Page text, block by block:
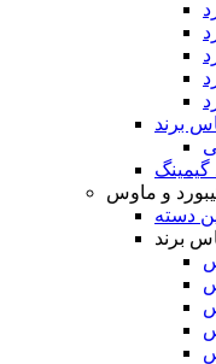
برند
و ماوس
دسته
برند